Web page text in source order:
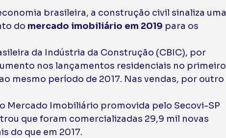
brasileira, a construção civil sinaliza uma
do mercado imobiliário em 2019 para os
da Indústria da Construção (CBIC), por
nos lançamentos residenciais no primeiro
mesmo período de 2017. Nas vendas, por outro
Mercado Imobiliário promovida pelo Secovi-SP
que foram comercializadas 29,9 mil novas
do que em 2017.